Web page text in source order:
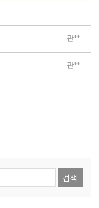
관**
관**
검색